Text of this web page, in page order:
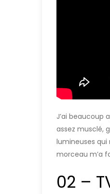
J’ai beaucoup
assez musclé,
lumineuses
morceau m’a
02 –